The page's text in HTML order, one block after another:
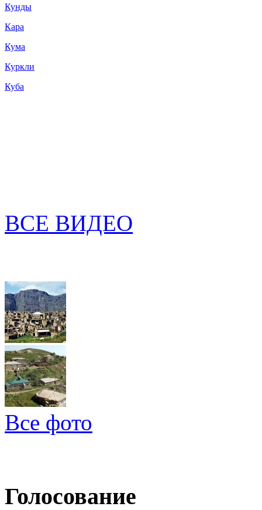
Кунды
Кара
Кума
Куркли
Куба
ВСЕ ВИДЕО
Все фото
Голосование